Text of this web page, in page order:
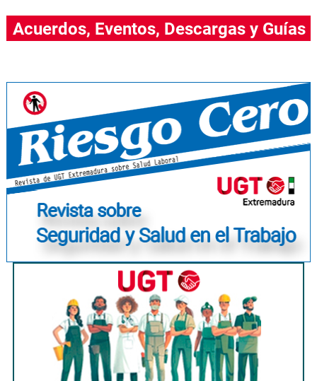
Acuerdos, Eventos, Descargas y Guías